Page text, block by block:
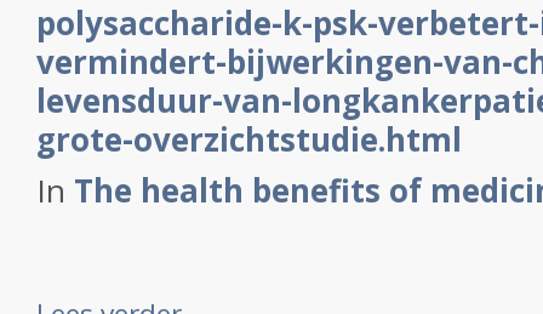
polysaccharide-k-psk-
vermindert-bijwerkingen-van-
levensduur-van-
grote-overzichtstudie.html
In The health benefits of